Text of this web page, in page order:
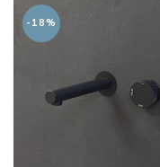
-18%